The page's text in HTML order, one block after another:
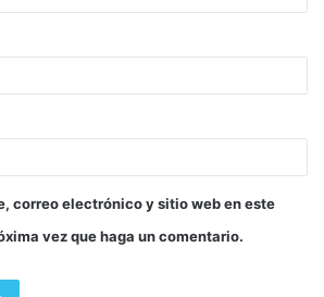
correo electrónico y sitio web en este
vez que haga un comentario.